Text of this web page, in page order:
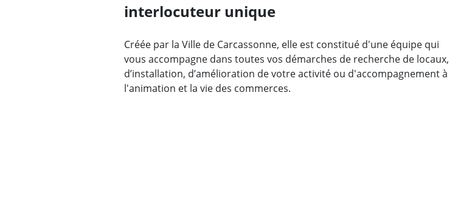
interlocuteur unique
Créée par la Ville de Carcassonne, elle est constitué d'une équipe qui
vous accompagne dans toutes vos démarches de recherche de locaux,
d’installation, d’amélioration de votre activité ou d'accompagnement à
l'animation et la vie des commerces.